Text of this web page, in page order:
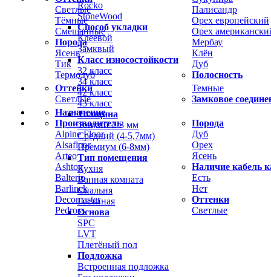
Светлые
Тёмные
Смешанные
Порода
Ясень
Тик
Термодуб
Палисандр
Орех европейский
Орех
Мербау
Клён
Дуб
Полосность
Оттенки
Светлые
Темные
Замковое
Назначение
Производитель
Alpine Floor
Alsafloor
Arteo
Ashton
Balterio
Barlinek
Decomaster
Pedross
Порода
Дуб
Орех
Ясень
Наличие кабель
Есть
Нет
Оттенки
Светлые
Rocko
StoneWood
Способ укладки
Клеевой
Замквый
Класс износостойкости
32 класс
34 класс
42 класс
43 класс
Толщина
Тонкий 2-3 мм
Средний (4-5,7мм)
Премиум (6-8мм)
Тип помещения
Кухня
Ванная комната
Спальня
Гостиная
Основа
SPC
LVT
Плетёный пол
Подложка
Встроенная подложка